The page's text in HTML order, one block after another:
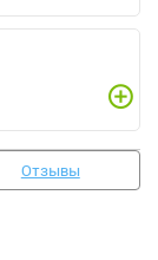
Отзывы